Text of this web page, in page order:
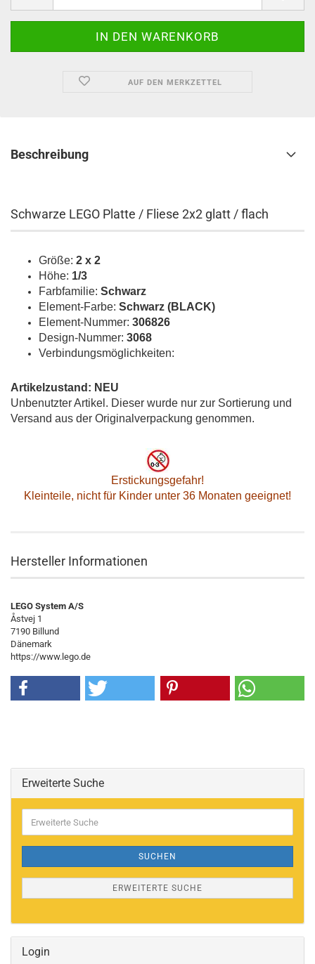
AUF DEN MERKZETTEL
Beschreibung
Schwarze LEGO Platte / Fliese 2x2 glatt / flach
Größe: 2 x 2
Höhe: 1/3
Farbfamilie: Schwarz
Element-Farbe: Schwarz (BLACK)
Element-Nummer: 306826
Design-Nummer: 3068
Verbindungsmöglichkeiten:
Artikelzustand: NEU
Unbenutzter Artikel. Dieser wurde nur zur Sortierung und
Versand aus der Originalverpackung genommen.
Erstickungsgefahr!
Kleinteile, nicht für Kinder unter 36 Monaten geeignet!
Hersteller Informationen
LEGO System A/S
Åstvej 1
7190 Billund
Dänemark
https://www.lego.de
Erweiterte Suche
Suche
SUCHEN
ERWEITERTE SUCHE
Login